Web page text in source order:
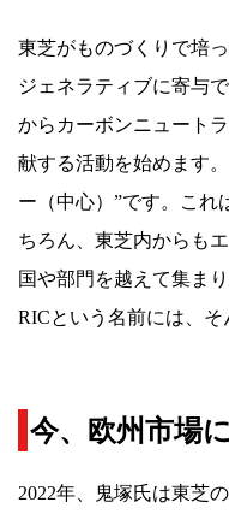
東芝がものづくりで培
ジェネラティブに寄与
からカーボンニュート
献する活動を始めます
ー（中心）”です。これ
ちろん、東芝内からも
国や部門を越えて集ま
RICという名前には、そ
今、欧州市場
2022年、鬼塚氏は東芝